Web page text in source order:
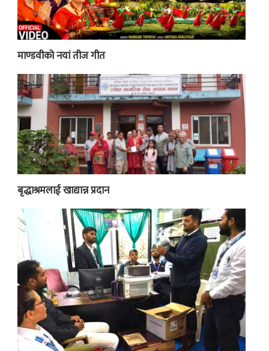
माण्डवीको नयां तीज गीत
बृद्धाश्रमलाई खाद्यान्न प्रदान